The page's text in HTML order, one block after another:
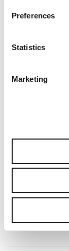
Preferences
Statistics
Marketing